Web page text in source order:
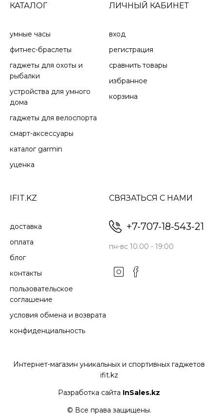
Интернет-магазин уникальных и спортивных гаджетов
ifit.kz
Разработка сайта InSales.kz
© Все права защищены.
КАТАЛОГ
умные часы
фитнес-браслеты
гаджеты для охоты и
рыбалки
устройства для умного
дома
гаджеты для велоспорта
смарт-аксессуары
каталог garmin
уценка
IFIT.KZ
доставка
оплата
блог
контакты
пользовательское
соглашение
условия обмена и возврата
конфиденциальность
ЛИЧНЫЙ КАБИНЕТ
вход
регистрация
сравнить товары
избранное
корзина
СВЯЗАТЬСЯ С НАМИ
+7-707-18-543-21
пн-вс 10.00 - 19:00